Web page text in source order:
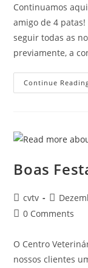
Continuamos
amigo de 4
seguir todas as
previamente, a
Continue
Boas
cvtv
0 Comments
O Centro
nossos clientes